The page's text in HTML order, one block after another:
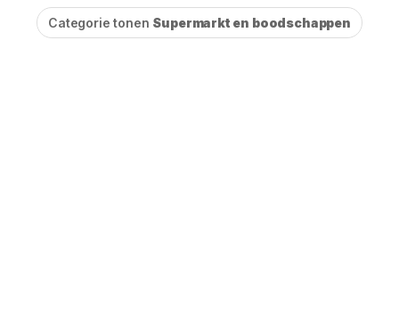
Categorie tonen Supermarkt en boodschappen